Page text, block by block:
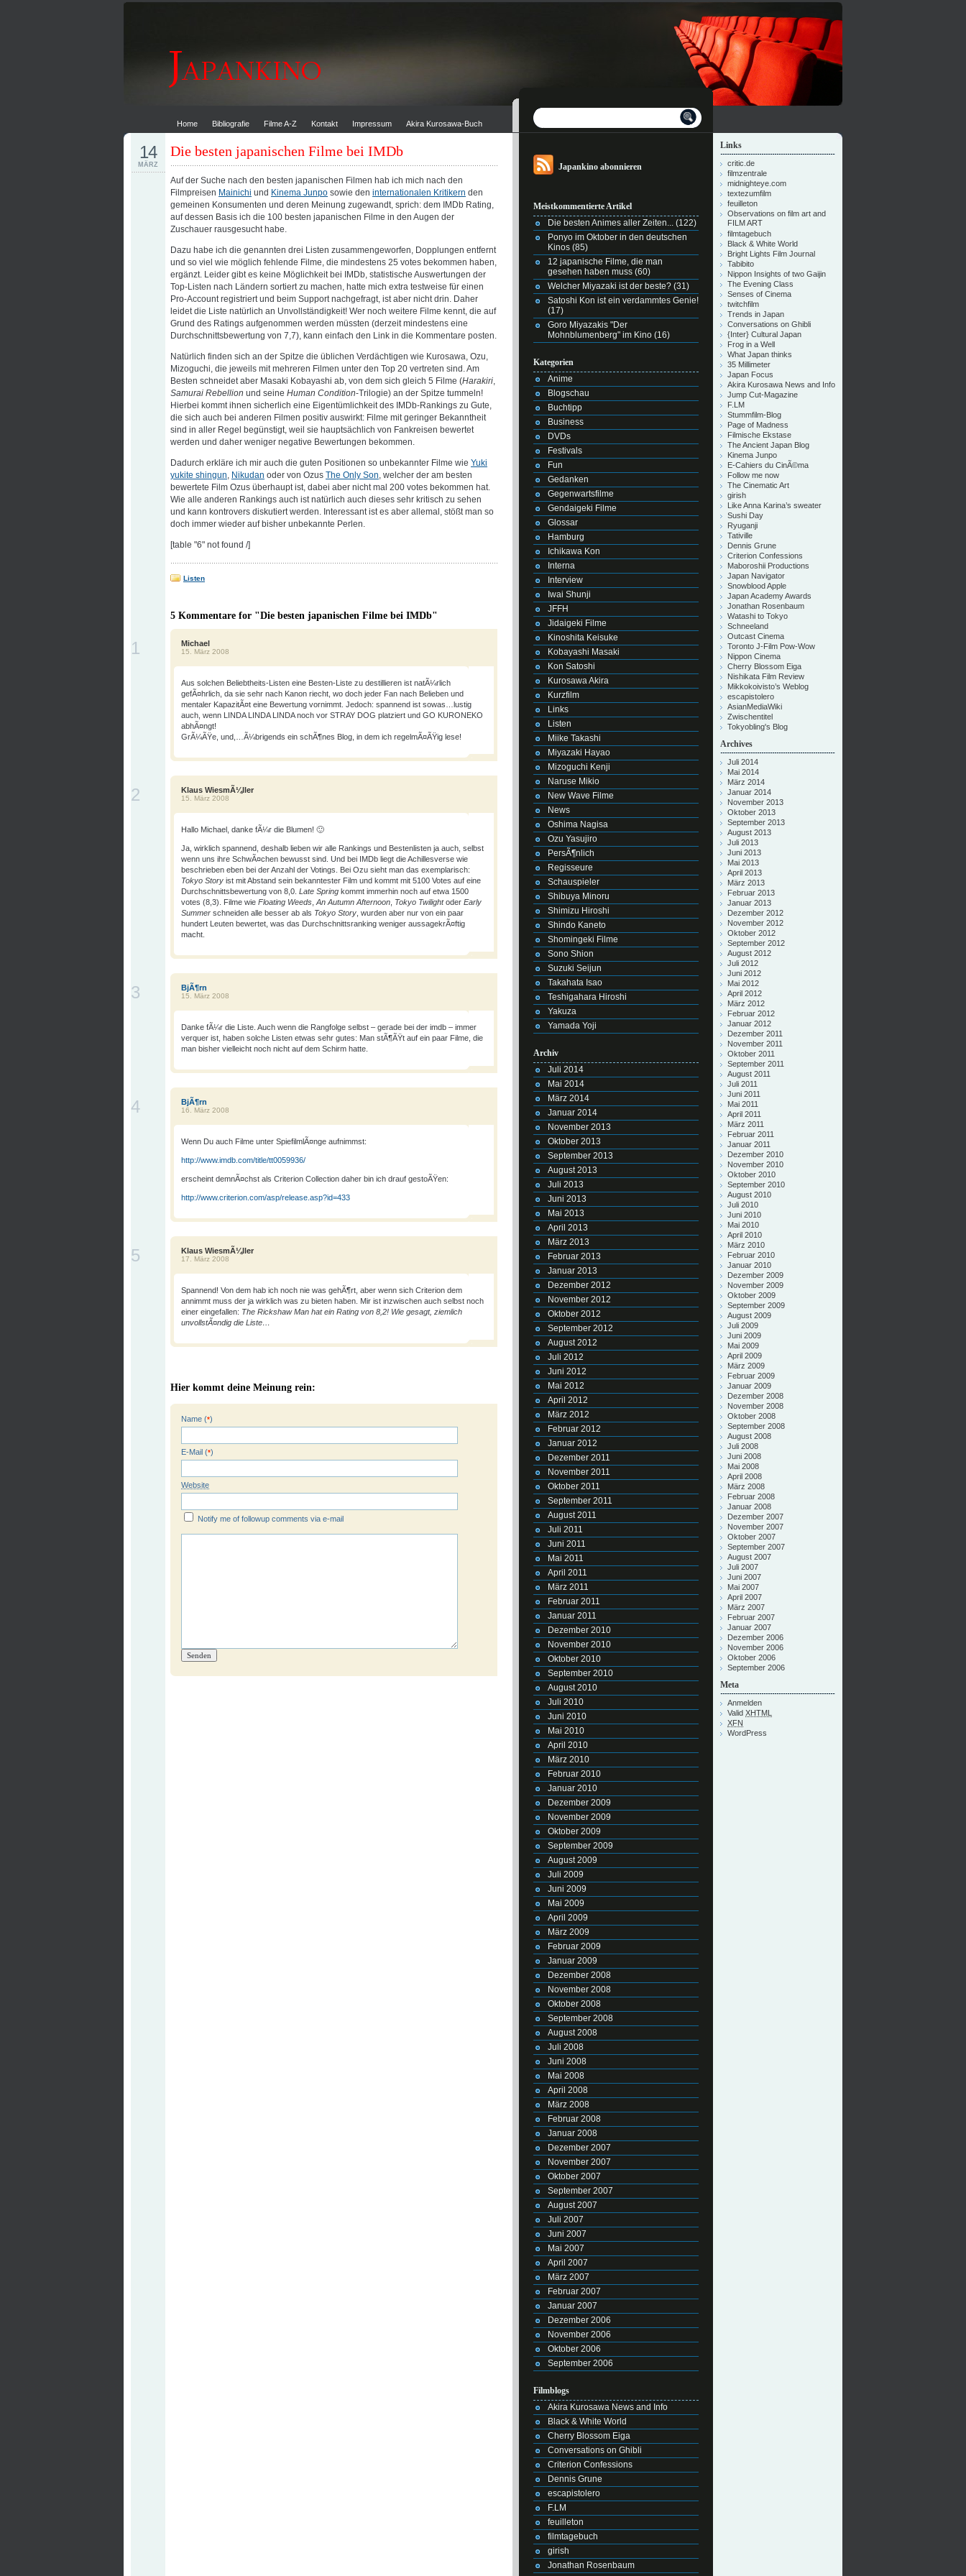
Home Bibliografie Filme A-Z Kontakt Impressum Akira Kurosawa-Buch
Die besten japanischen Filme bei IMDb
14
MÄRZ
Auf der Suche nach den besten japanischen Filmen hab ich mich nach den
Filmpreisen Mainichi und Kinema Junpo sowie den internationalen Kritikern den
gemeinen Konsumenten und deren Meinung zugewandt, sprich: dem IMDb Rating,
auf dessen Basis ich die 100 besten japanischen Filme in den Augen der
Zuschauer rausgesucht habe.
Dazu habe ich die genannten drei Listen zusammengeworfen, Dopplungen entfernt
und so viel wie möglich fehlende Filme, die mindestens 25 votes bekommen haben,
ergänzt. Leider gibt es keine Möglichkeit bei IMDb, statistische Auswertungen der
Top-Listen nach Ländern sortiert zu machen, hatte mich extra testweise für einen
Pro-Account registriert und beim Support nachgefragt, ist aber nicht drin. Daher
leidet die Liste natürlich an Unvollständigkeit! Wer noch weitere Filme kennt, die auf
Grund des Ratings aufgenommen werden müssten (derzeit mindestens eine
Durchschnittsbewertung von 7,7), kann einfach den Link in die Kommentare posten.
Natürlich finden sich an der Spitze die üblichen Verdächtigen wie Kurosawa, Ozu,
Mizoguchi, die jeweils mit mehreren Filmen unter den Top 20 vertreten sind. Am
Besten schneidet aber Masaki Kobayashi ab, von dem sich gleich 5 Filme (Harakiri,
Samurai Rebellion und seine Human Condition-Trilogie) an der Spitze tummeln!
Hierbei kommt ihnen sicherlich eine Eigentümlichkeit des IMDb-Rankings zu Gute,
die sich auch bei anderen Filmen positiv auswirkt: Filme mit geringer Bekanntheit
sind in aller Regel begünstigt, weil sie hauptsächlich von Fankreisen bewertet
werden und daher weniger negative Bewertungen bekommen.
Dadurch erkläre ich mir auch die guten Positionen so unbekannter Filme wie Yuki
yukite shingun, Nikudan oder von Ozus The Only Son, welcher der am besten
bewertete Film Ozus überhaupt ist, dabei aber nicht mal 200 votes bekommen hat.
Wie alle anderen Rankings auch ist natürlich auch dieses sehr kritisch zu sehen
und kann kontrovers diskutiert werden. Interessant ist es aber allemal, stößt man so
doch immer wieder auf bisher unbekannte Perlen.
[table "6" not found /]
Listen
5 Kommentare for "Die besten japanischen Filme bei IMDb"
Michael
15. März 2008
1
Aus solchen Beliebtheits-Listen eine Besten-Liste zu destillieren ist natÃ¼rlich
gefÃ¤hrlich, da sie sehr nach Kanon riecht, wo doch jeder Fan nach Belieben und
mentaler KapazitÃ¤t eine Bewertung vornimmt. Jedoch: spannend ist sowas…lustig
auch, wenn LINDA LINDA LINDA noch vor STRAY DOG platziert und GO KURONEKO
abhÃ¤ngt!
GrÃ¼ÃŸe, und,…Ã¼brigends ein schÃ¶nes Blog, in dem ich regelmÃ¤ÃŸig lese!
Klaus WiesmÃ¼ller
15. März 2008
2
Hallo Michael, danke fÃ¼r die Blumen! 🙂
Ja, wirklich spannend, deshalb lieben wir alle Rankings und Bestenlisten ja auch, selbst
wenn uns ihre SchwÃ¤chen bewusst sind. Und bei IMDb liegt die Achillesverse wie
beschrieben eben bei der Anzahl der Votings. Bei Ozu sieht man das exemplarisch:
Tokyo Story ist mit Abstand sein bekanntester Film und kommt mit 5100 Votes auf eine
Durchschnittsbewertung von 8,0. Late Spring kommt immerhin noch auf etwa 1500
votes (8,3). Filme wie Floating Weeds An Autumn Afternoon Tokyo Twilightoder Early
Summer schneiden alle besser ab als Tokyo Story , wurden aber nur von ein paar
hundert Leuten bewertet, was das Durchschnittsranking weniger aussagekrÃ¤ftig
macht.
BjÃ¶rn
15. März 2008
3
Danke fÃ¼r die Liste. Auch wenn die Rangfolge selbst – gerade bei der imdb – immer
verquer ist, haben solche Listen etwas sehr gutes: Man stÃ¶ÃŸt auf ein paar Filme, die
man bisher vielleicht noch nicht auf dem Schirm hatte.
BjÃ¶rn
16. März 2008
4
Wenn Du auch Filme unter SpiefilmlÃ¤nge aufnimmst:
http://www.imdb.com/title/tt0059936/
erscheint demnÃ¤chst als Criterion Collection daher bin ich drauf gestoÃŸen:
http://www.criterion.com/asp/release.asp?id=433
Klaus WiesmÃ¼ller
17. März 2008
5
Spannend! Von dem hab ich noch nie was gehÃ¶rt, aber wenn sich Criterion dem
annimmt muss der ja wirklich was zu bieten haben. Mir ist inzwischen auch selbst noch
einer eingefallen: The Rickshaw Man hat ein Rating von 8,2! Wie gesagt, ziemlich
unvollstÃ¤ndig die Liste…
Hier kommt deine Meinung rein:
Name (*)
E-Mail (*)
Website
Notify me of followup comments via e-mail
Japankino abonnieren
Meistkommentierte Artikel
Die besten Animes aller Zeiten... (122)
Ponyo im Oktober in den deutschen
Kinos (85)
12 japanische Filme, die man
gesehen haben muss (60)
Welcher Miyazaki ist der beste? (31)
Satoshi Kon ist ein verdammtes Genie!
(17)
Goro Miyazakis "Der
Mohnblumenberg" im Kino (16)
Kategorien
Anime
Blogschau
Buchtipp
Business
DVDs
Festivals
Fun
Gedanken
Gegenwartsfilme
Gendaigeki Filme
Glossar
Hamburg
Ichikawa Kon
Interna
Interview
Iwai Shunji
JFFH
Jidaigeki Filme
Kinoshita Keisuke
Kobayashi Masaki
Kon Satoshi
Kurosawa Akira
Kurzfilm
Links
Listen
Miike Takashi
Miyazaki Hayao
Mizoguchi Kenji
Naruse Mikio
New Wave Filme
News
Oshima Nagisa
Ozu Yasujiro
PersÃ¶nlich
Regisseure
Schauspieler
Shibuya Minoru
Shimizu Hiroshi
Shindo Kaneto
Shomingeki Filme
Sono Shion
Suzuki Seijun
Takahata Isao
Teshigahara Hiroshi
Yakuza
Yamada Yoji
Archiv
Juli 2014
Mai 2014
März 2014
Januar 2014
November 2013
Oktober 2013
September 2013
August 2013
Juli 2013
Juni 2013
Mai 2013
April 2013
März 2013
Februar 2013
Januar 2013
Dezember 2012
November 2012
Oktober 2012
September 2012
August 2012
Juli 2012
Juni 2012
Mai 2012
April 2012
März 2012
Februar 2012
Januar 2012
Dezember 2011
November 2011
Oktober 2011
September 2011
August 2011
Juli 2011
Juni 2011
Mai 2011
April 2011
März 2011
Februar 2011
Januar 2011
Dezember 2010
November 2010
Oktober 2010
September 2010
August 2010
Juli 2010
Juni 2010
Mai 2010
April 2010
März 2010
Februar 2010
Januar 2010
Dezember 2009
November 2009
Oktober 2009
September 2009
August 2009
Juli 2009
Juni 2009
Mai 2009
April 2009
März 2009
Februar 2009
Januar 2009
Dezember 2008
November 2008
Oktober 2008
September 2008
August 2008
Juli 2008
Juni 2008
Mai 2008
April 2008
März 2008
Februar 2008
Januar 2008
Dezember 2007
November 2007
Oktober 2007
September 2007
August 2007
Juli 2007
Juni 2007
Mai 2007
April 2007
März 2007
Februar 2007
Januar 2007
Dezember 2006
November 2006
Oktober 2006
September 2006
Filmblogs
Akira Kurosawa News and Info
Black & White World
Cherry Blossom Eiga
Conversations on Ghibli
Criterion Confessions
Dennis Grune
escapistolero
F.LM
feuilleton
filmtagebuch
girish
Jonathan Rosenbaum
Links
critic.de
filmzentrale
midnighteye.com
textezumfilm
feuilleton
Observations on film art and
FILM ART
filmtagebuch
Black & White World
Bright Lights Film Journal
Tabibito
Nippon Insights of two Gaijin
The Evening Class
Senses of Cinema
twitchfilm
Trends in Japan
Conversations on Ghibli
{Inter} Cultural Japan
Frog in a Well
What Japan thinks
35 Millimeter
Japan Focus
Akira Kurosawa News and Info
Jump Cut-Magazine
F.LM
Stummfilm-Blog
Page of Madness
Filmische Ekstase
The Ancient Japan Blog
Kinema Junpo
E-Cahiers du CinÃ©ma
Follow me now
The Cinematic Art
girish
Like Anna Karina’s sweater
Sushi Day
Ryuganji
Tativille
Dennis Grune
Criterion Confessions
Maboroshii Productions
Japan Navigator
Snowblood Apple
Japan Academy Awards
Jonathan Rosenbaum
Watashi to Tokyo
Schneeland
Outcast Cinema
Toronto J-Film Pow-Wow
Nippon Cinema
Cherry Blossom Eiga
Nishikata Film Review
Mikkokoivisto’s Weblog
escapistolero
AsianMediaWiki
Zwischentitel
Tokyobling's Blog
Archives
Juli 2014
Mai 2014
März 2014
Januar 2014
November 2013
Oktober 2013
September 2013
August 2013
Juli 2013
Juni 2013
Mai 2013
April 2013
März 2013
Februar 2013
Januar 2013
Dezember 2012
November 2012
Oktober 2012
September 2012
August 2012
Juli 2012
Juni 2012
Mai 2012
April 2012
März 2012
Februar 2012
Januar 2012
Dezember 2011
November 2011
Oktober 2011
September 2011
August 2011
Juli 2011
Juni 2011
Mai 2011
April 2011
März 2011
Februar 2011
Januar 2011
Dezember 2010
November 2010
Oktober 2010
September 2010
August 2010
Juli 2010
Juni 2010
Mai 2010
April 2010
März 2010
Februar 2010
Januar 2010
Dezember 2009
November 2009
Oktober 2009
September 2009
August 2009
Juli 2009
Juni 2009
Mai 2009
April 2009
März 2009
Februar 2009
Januar 2009
Dezember 2008
November 2008
Oktober 2008
September 2008
August 2008
Juli 2008
Juni 2008
Mai 2008
April 2008
März 2008
Februar 2008
Januar 2008
Dezember 2007
November 2007
Oktober 2007
September 2007
August 2007
Juli 2007
Juni 2007
Mai 2007
April 2007
März 2007
Februar 2007
Januar 2007
Dezember 2006
November 2006
Oktober 2006
September 2006
Meta
Anmelden
Valid XHTML
XFN
WordPress